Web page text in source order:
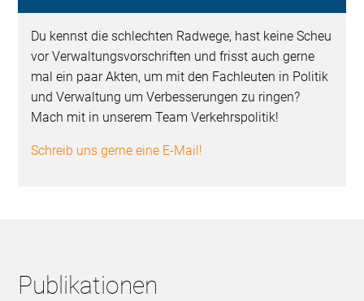
Du kennst die schlechten Radwege, hast keine Scheu
vor Verwaltungsvorschriften und frisst auch gerne
mal ein paar Akten, um mit den Fachleuten in Politik
und Verwaltung um Verbesserungen zu ringen?
Mach mit in unserem Team Verkehrspolitik!
Schreib uns gerne eine E-Mail!
Publikationen